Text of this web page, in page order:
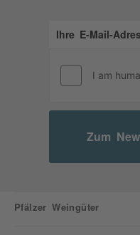
Zum
Pfälzer Weingüter